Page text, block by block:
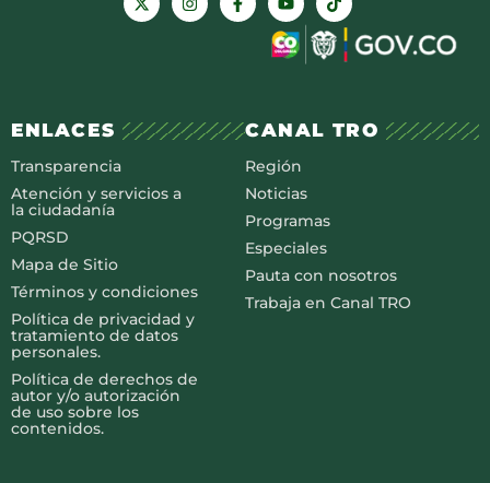
ENLACES
Transparencia
Atención y servicios a
la ciudadanía
PQRSD
Mapa de Sitio
Términos y condiciones
Política de privacidad y
tratamiento de datos
personales.
Política de derechos de
autor y/o autorización
de uso sobre los
contenidos.
CANAL TRO
Región
Noticias
Programas
Especiales
Pauta con nosotros
Trabaja en Canal TRO